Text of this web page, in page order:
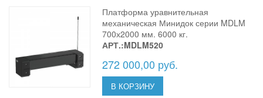
Платформа уравнительная
механическая Минидок серии MDLM
700х2000 мм. 6000 кг.
АРТ.:MDLM520
272 000,00 руб.
В КОРЗИНУ